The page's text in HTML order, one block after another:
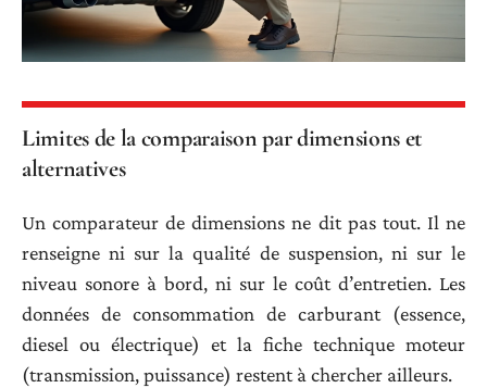
Limites de la comparaison par dimensions et
alternatives
Un comparateur de dimensions ne dit pas tout. Il ne
renseigne ni sur la qualité de suspension, ni sur le
niveau sonore à bord, ni sur le coût d’entretien. Les
données de consommation de carburant (essence,
diesel ou électrique) et la fiche technique moteur
(transmission, puissance) restent à chercher ailleurs.